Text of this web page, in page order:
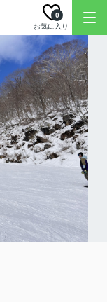
お気に入り
0